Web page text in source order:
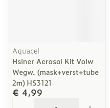
Aquacel
Hsiner Aerosol Kit Volw
Wegw. (mask+verst+tube
2m) HS3121
€ 4,99